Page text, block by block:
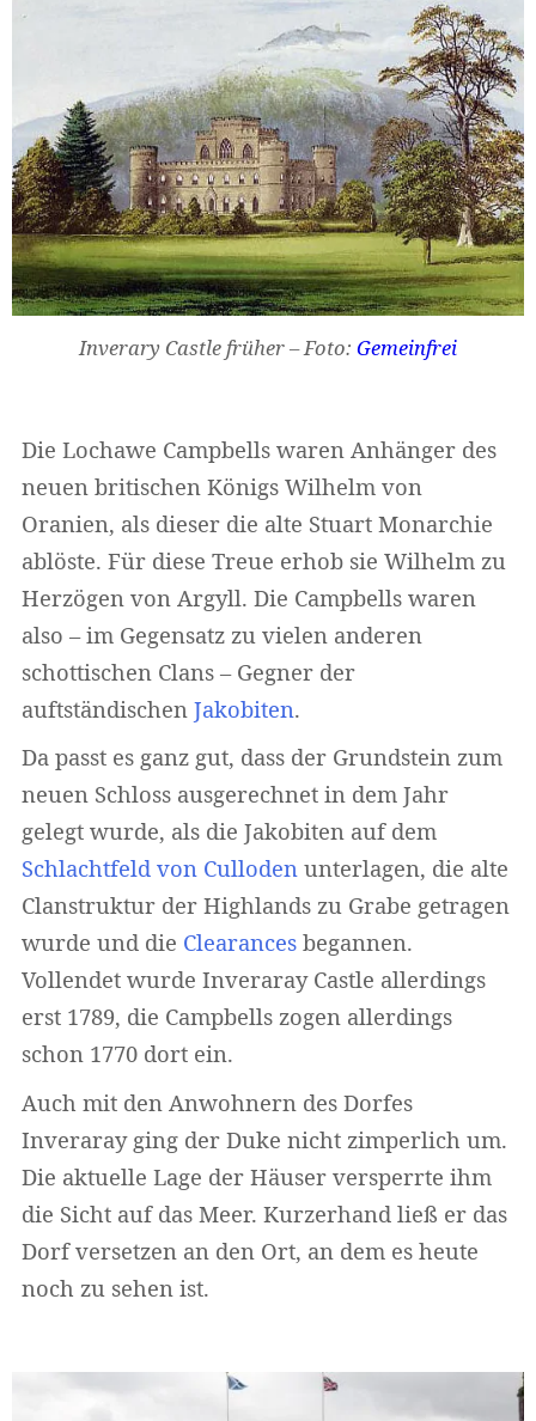
Inverary Castle früher – Foto: Gemeinfrei
Die Lochawe Campbells waren Anhänger des
neuen britischen Königs Wilhelm von
Oranien, als dieser die alte Stuart Monarchie
ablöste. Für diese Treue erhob sie Wilhelm zu
Herzögen von Argyll. Die Campbells waren
also – im Gegensatz zu vielen anderen
schottischen Clans – Gegner der
auftständischen Jakobiten.
Da passt es ganz gut, dass der Grundstein zum
neuen Schloss ausgerechnet in dem Jahr
gelegt wurde, als die Jakobiten auf dem
Schlachtfeld von Culloden unterlagen, die alte
Clanstruktur der Highlands zu Grabe getragen
wurde und die Clearances begannen.
Vollendet wurde Inveraray Castle allerdings
erst 1789, die Campbells zogen allerdings
schon 1770 dort ein.
Auch mit den Anwohnern des Dorfes
Inveraray ging der Duke nicht zimperlich um.
Die aktuelle Lage der Häuser versperrte ihm
die Sicht auf das Meer. Kurzerhand ließ er das
Dorf versetzen an den Ort, an dem es heute
noch zu sehen ist.
Widerruf bestätigen